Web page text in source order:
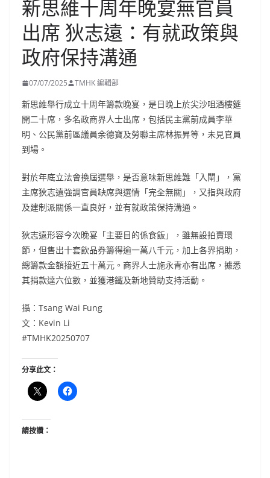
新思維十周年晚宴無官員
出席 狄志遠：有就政策與
政府保持溝通
07/07/2025 TMHK 編輯部
新思維舉行成立十周年籌款晚宴，是日晚上於尖沙咀酒樓筵
開二十席，多名政商界人士出席，包括民主黨前成員李華
明、公民黨前區議員余德寶及勞聯主席林振昇等，未見官員
到場。
對於年底立法會換屆選舉，是否意味新思維難「入閘」，黨
主席狄志遠強調官員缺席與選情「完全無關」，又指與政府
及建制派關係一直良好，並有就政策保持溝通。
狄志遠形容今次晚宴「主要目的係食飯」，雖無設拍賣環
節，但售出十套飲品券籌得逾一萬八千元，加上各界捐助，
總籌款金額接近五十萬元。商界人士施永青亦有出席，據悉
其捐款達六位數，並獲港鐵及新地贊助支持活動。
攝：Tsang Wai Fung
文：Kevin Li
#TMHK20250707
分享此文：
請按讚：